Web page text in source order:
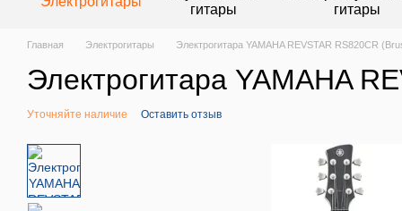
гитары
гитары
Главная Электрогитары Электрогитара YAMAHA REVSTAR RS820CR
Электрогитара YAMAHA
Уточняйте наличие Оставить отзыв